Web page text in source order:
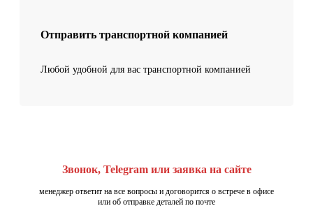
Отправить транспортной компанией
Любой удобной для вас транспортной компанией
Звонок, Telegram или заявка на сайте
менеджер ответит на все вопросы и договорится о встрече в офисе
или об отправке деталей по почте